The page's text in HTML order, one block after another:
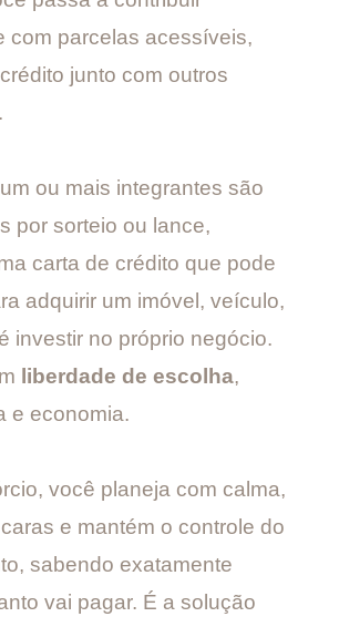
com parcelas acessíveis,
junto com outros
ou mais integrantes são
por sorteio ou lance,
carta de crédito que pode
adquirir um imóvel, veículo,
investir no próprio negócio.
liberdade de escolha,
e economia.
você planeja com calma,
e mantém o controle do
sabendo exatamente
vai pagar. É a solução